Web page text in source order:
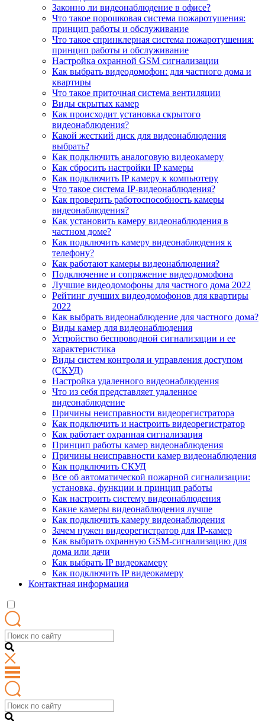
Законно ли видеонаблюдение в офисе?
Что такое порошковая система пожаротушения:
принцип работы и обслуживание
Что такое спринклерная система пожаротушения:
принцип работы и обслуживание
Настройка охранной GSM сигнализации
Как выбрать видеодомофон: для частного дома и
квартиры
Что такое приточная система вентиляции
Виды скрытых камер
Как происходит установка скрытого
видеонаблюдения?
Какой жесткий диск для видеонаблюдения
выбрать?
Как подключить аналоговую видеокамеру
Как сбросить настройки IP камеры
Как подключить IP камеру к компьютеру
Что такое система IP-видеонаблюдения?
Как проверить работоспособность камеры
видеонаблюдения?
Как установить камеру видеонаблюдения в
частном доме?
Как подключить камеру видеонаблюдения к
телефону?
Как работают камеры видеонаблюдения?
Подключение и сопряжение видеодомофона
Лучшие видеодомофоны для частного дома 2022
Рейтинг лучших видеодомофонов для квартиры
2022
Как выбрать видеонаблюдение для частного дома?
Виды камер для видеонаблюдения
Устройство беспроводной сигнализации и ее
характеристика
Виды систем контроля и управления доступом
(СКУД)
Настройка удаленного видеонаблюдения
Что из себя представляет удаленное
видеонаблюдение
Причины неисправности видеорегистратора
Как подключить и настроить видеорегистратор
Как работает охранная сигнализация
Принцип работы камер видеонаблюдения
Причины неисправности камер видеонаблюдения
Как подключить СКУД
Все об автоматической пожарной сигнализации:
установка, функции и принцип работы
Как настроить систему видеонаблюдения
Какие камеры видеонаблюдения лучше
Как подключить камеру видеонаблюдения
Зачем нужен видеорегистратор для IP-камер
Как выбрать охранную GSM-сигнализацию для
дома или дачи
Как выбрать IP видеокамеру
Как подключить IP видеокамеру
Контактная информация